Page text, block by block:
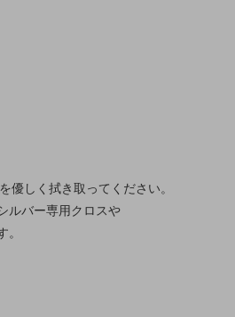
優しく拭き取ってください。
ルバー専用クロスや